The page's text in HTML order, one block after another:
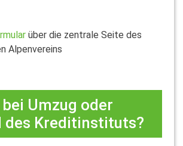
über die zentrale Seite des
Alpenvereins
Umzug oder
des Kreditinstituts?